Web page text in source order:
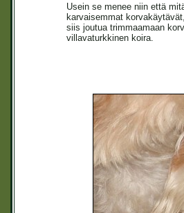
Usein se menee niin että
karvaisemmat
siis joutua trimmaamaan
villavaturkkinen koira.